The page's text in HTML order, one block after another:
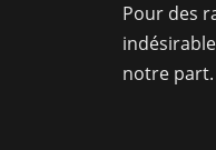
Pour des
notre part.